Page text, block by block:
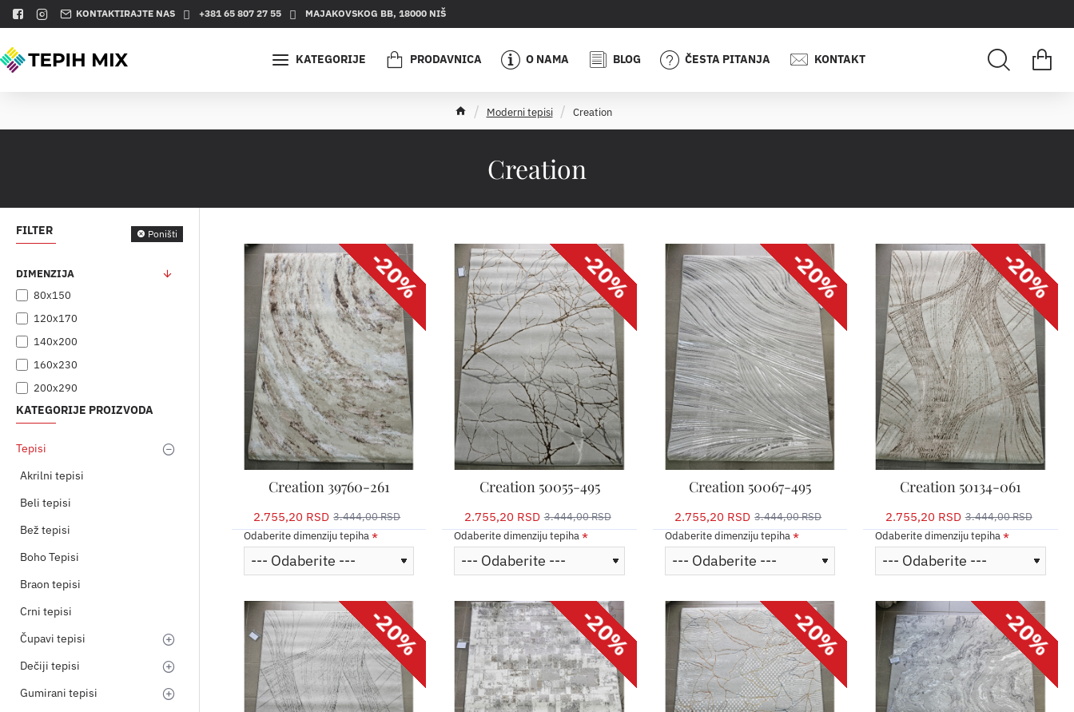
KONTAKTIRAJTE NAS +381 65 807 27 55 MAJAKOVSKOG BB, 18000 NIŠ
KATEGORIJE PRODAVNICA O NAMA BLOG ČESTA PITANJA KONTAKT
Creation
h
o
Moderni tepisi Creation
FILTER Poništi
DIMENZIJA
80x150
120x170
140x200
160x230
200x290
KATEGORIJE PROIZVODA
Tepisi
Akrilni tepisi
Beli tepisi
Bež tepisi
Boho Tepisi
Braon tepisi
Crni tepisi
Čupavi tepisi
Dečiji tepisi
Gumirani tepisi
-20%
Creation 39760-261
2.755,20 RSD 3.444,00 RSD
Odaberite dimenziju tepiha
-20%
Creation 50055-495
2.755,20 RSD 3.444,00 RSD
Odaberite dimenziju tepiha
-20%
Creation 50067-495
2.755,20 RSD 3.444,00 RSD
Odaberite dimenziju tepiha
-20%
Creation 50134-061
2.755,20 RSD 3.444,00 RSD
Odaberite dimenziju tepiha
-20% -20% -20% -20%